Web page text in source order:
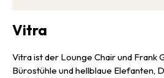
Vitra
Vitra ist der Lounge Chair und Frank
Bürostühle und hellblaue Elefanten,